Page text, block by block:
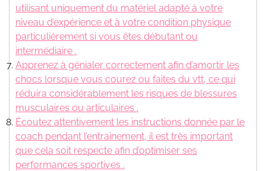
utilisant uniquement du matériel adapté à votre
niveau d’expérience et à votre condition physique
particulièrement si vous êtes débutant ou
intermédiaire .
Apprenez à génialer correctement afin d’amortir les
chocs lorsque vous courez ou faites du vtt, ce qui
réduira considérablement les risques de blessures
musculaires ou articulaires .
Écoutez attentivement les instructions donnée par le
coach pendant l’entrainement, il est très important
que cela soit respecte afin d’optimiser ses
performances sportives .